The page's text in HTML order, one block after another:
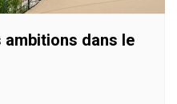
ambitions dans le